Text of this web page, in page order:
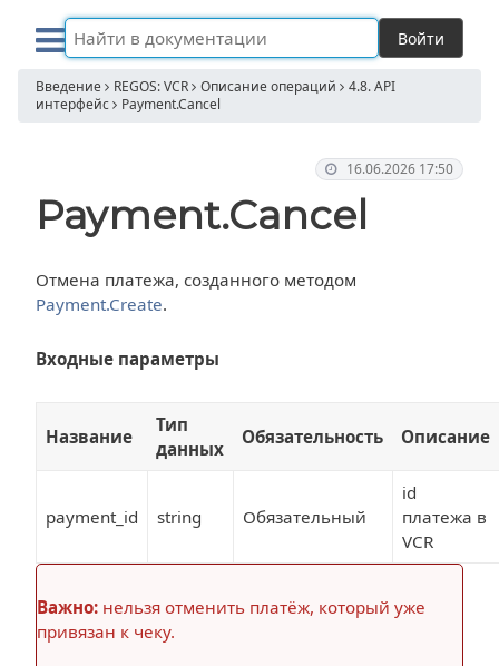
Войти
Введение REGOS: VCR Описание операций
4.8. API
интерфейс
Payment.Cancel
16.06.2026 17:50
Payment.Cancel
Отмена платежа, созданного методом
Payment.Create.
Входные параметры
Название
Тип
данных
Обязательность Описание
payment_id string Обязательный
id
платежа в
VCR
Важно: нельзя отменить платёж, который уже
привязан к чеку.